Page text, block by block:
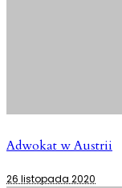
Adwokat w Austrii
26 listopada 2020